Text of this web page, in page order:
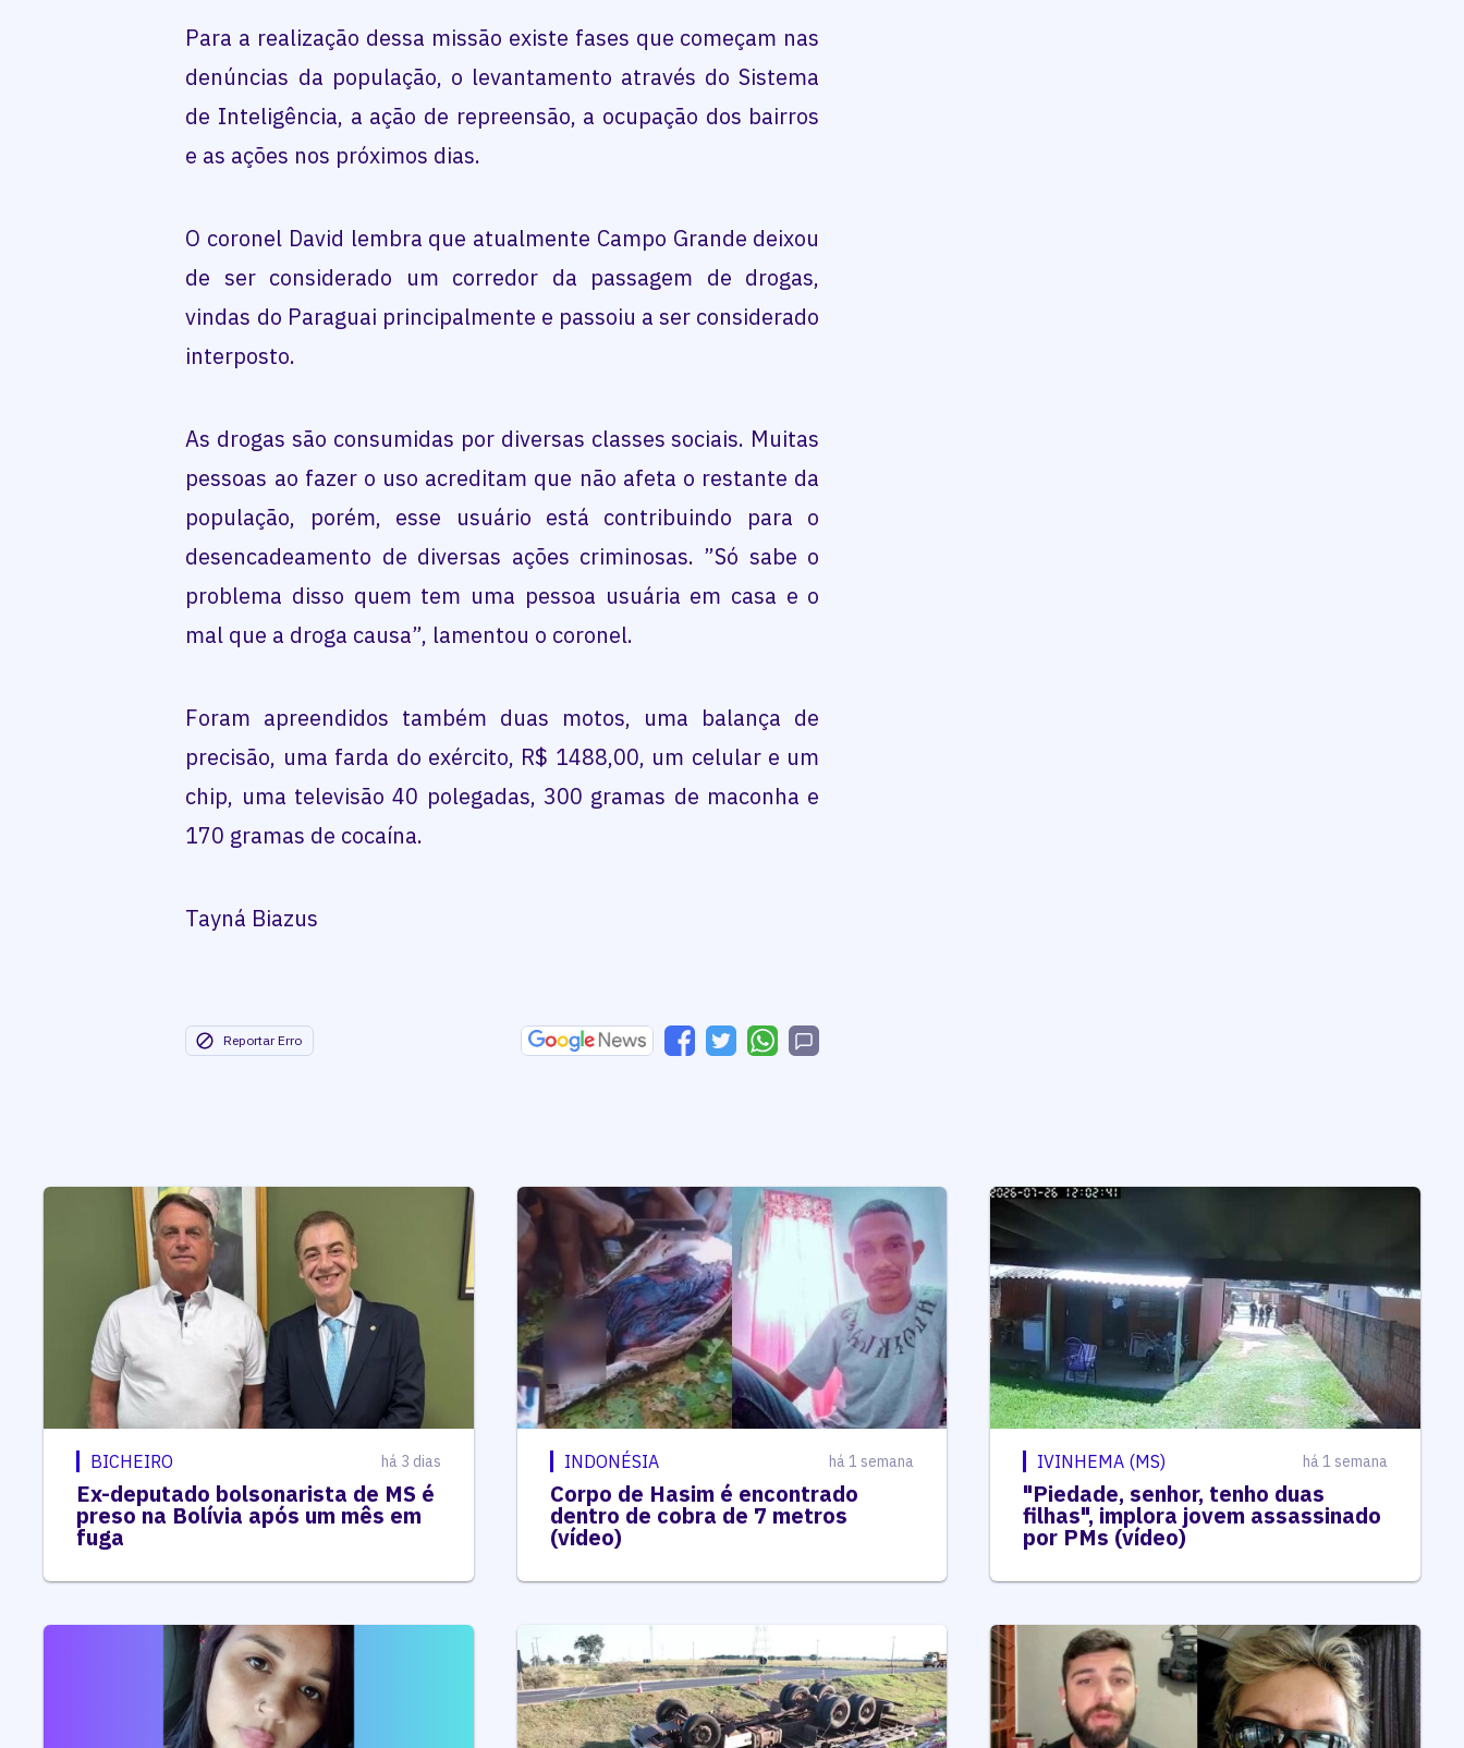
Para a realização dessa missão existe fases que começam nas
denúncias da população, o levantamento através do Sistema
de Inteligência, a ação de repreensão, a ocupação dos bairros
e as ações nos próximos dias.
O coronel David lembra que atualmente Campo Grande deixou
de ser considerado um corredor da passagem de drogas,
vindas do Paraguai principalmente e passoiu a ser considerado
interposto.
As drogas são consumidas por diversas classes sociais. Muitas
pessoas ao fazer o uso acreditam que não afeta o restante da
população, porém, esse usuário está contribuindo para o
desencadeamento de diversas ações criminosas. ”Só sabe o
problema disso quem tem uma pessoa usuária em casa e o
mal que a droga causa”, lamentou o coronel.
Foram apreendidos também duas motos, uma balança de
precisão, uma farda do exército, R$ 1488,00, um celular e um
chip, uma televisão 40 polegadas, 300 gramas de maconha e
170 gramas de cocaína.
Tayná Biazus
Reportar Erro
BICHEIRO há 3 dias
Ex-deputado bolsonarista de MS é
preso na Bolívia após um mês em
fuga
INDONÉSIA há 1 semana
Corpo de Hasim é encontrado
dentro de cobra de 7 metros
(vídeo)
IVINHEMA (MS) há 1 semana
"Piedade, senhor, tenho duas
filhas", implora jovem assassinado
por PMs (vídeo)